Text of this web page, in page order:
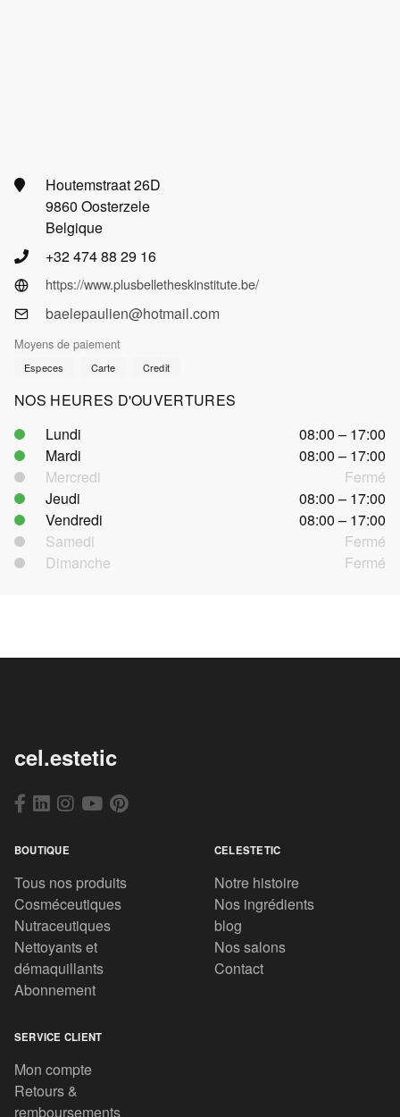
Houtemstraat 26D
9860 Oosterzele
Belgique
+32 474 88 29 16
https://www.plusbelletheskinstitute.be/
baelepaulien@hotmail.com
Moyens de paiement
Especes Carte Credit
NOS HEURES D'OUVERTURES
Lundi
08:00 – 17:00
Mardi
08:00 – 17:00
Mercredi
Fermé
Jeudi
08:00 – 17:00
Vendredi
08:00 – 17:00
Samedi
Fermé
Dimanche
Fermé
cel.estetic
BOUTIQUE
Tous nos produits
Cosméceutiques
Nutraceutiques
Nettoyants et
démaquillants
Abonnement
CELESTETIC
Notre histoire
Nos ingrédients
blog
Nos salons
Contact
SERVICE CLIENT
Mon compte
Retours &
remboursements